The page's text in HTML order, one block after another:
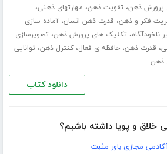
پرورش ذهن، تقویت ذهن، مهارت­های ذهنی،
فکر و ذهن، قدرت ذهن انسان،آماده سازی
ناخودآگاه، تکنیک های پرورش ذهن، تصویرسازی
، قدرت ذهن،حافظه ی فعال،کنترل ذهن، توانایی
ذهن
دانلود کتاب
خلاق و پویا داشته باشیم؟
مجازی باور مثبت